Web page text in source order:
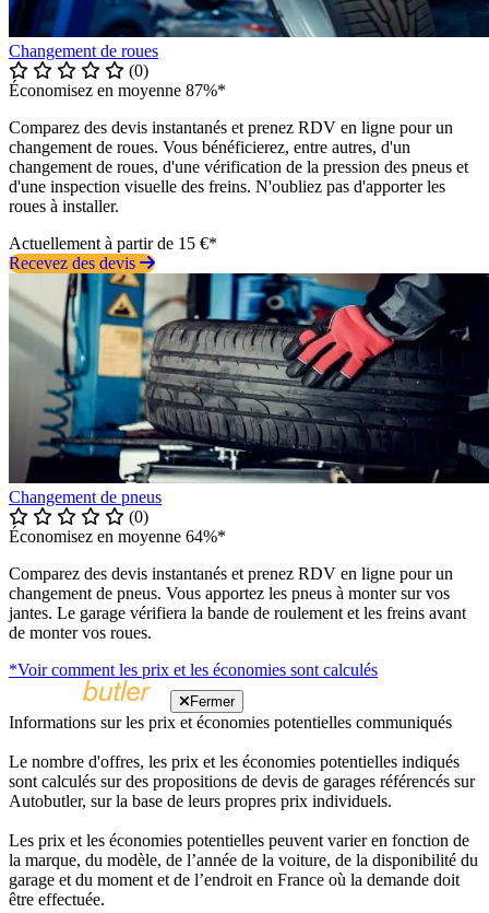
Changement de roues
(0)
Économisez en moyenne 87%*
Comparez des devis instantanés et prenez RDV en ligne pour un
changement de roues. Vous bénéficierez, entre autres, d'un
changement de roues, d'une vérification de la pression des pneus et
d'une inspection visuelle des freins. N'oubliez pas d'apporter les
roues à installer.
Actuellement à partir de 15 €*
Recevez des devis
Changement de pneus
(0)
Économisez en moyenne 64%*
Comparez des devis instantanés et prenez RDV en ligne pour un
changement de pneus. Vous apportez les pneus à monter sur vos
jantes. Le garage vérifiera la bande de roulement et les freins avant
de monter vos roues.
*Voir comment les prix et les économies sont calculés
Fermer
Informations sur les prix et économies potentielles communiqués
Le nombre d'offres, les prix et les économies potentielles indiqués
sont calculés sur des propositions de devis de garages référencés sur
Autobutler, sur la base de leurs propres prix individuels.
Les prix et les économies potentielles peuvent varier en fonction de
la marque, du modèle, de l’année de la voiture, de la disponibilité du
garage et du moment et de l’endroit en France où la demande doit
être effectuée.